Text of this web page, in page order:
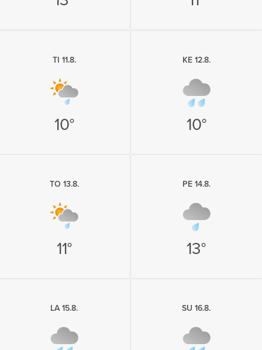
TI 11.8.
10°
KE 12.8.
10°
TO 13.8.
11°
PE 14.8.
13°
LA 15.8. SU 16.8.